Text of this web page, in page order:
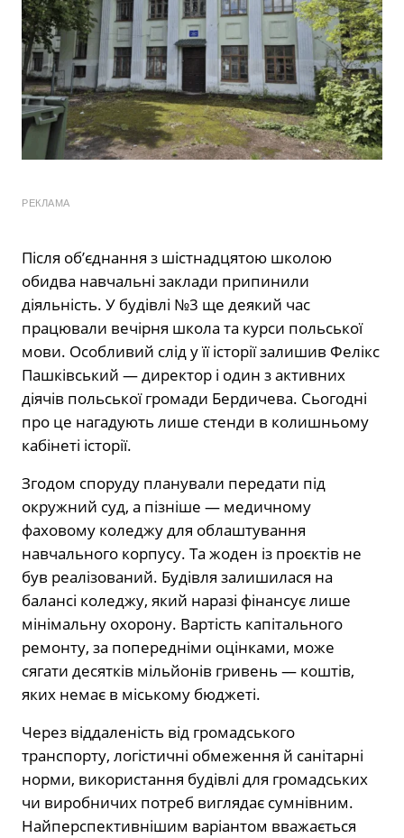
РЕКЛАМА
Після об’єднання з шістнадцятою школою
обидва навчальні заклади припинили
діяльність. У будівлі №3 ще деякий час
працювали вечірня школа та курси польської
мови. Особливий слід у її історії залишив Фелікс
Пашківський — директор і один з активних
діячів польської громади Бердичева. Сьогодні
про це нагадують лише стенди в колишньому
кабінеті історії.
Згодом споруду планували передати під
окружний суд, а пізніше — медичному
фаховому коледжу для облаштування
навчального корпусу. Та жоден із проєктів не
був реалізований. Будівля залишилася на
балансі коледжу, який наразі фінансує лише
мінімальну охорону. Вартість капітального
ремонту, за попередніми оцінками, може
сягати десятків мільйонів гривень — коштів,
яких немає в міському бюджеті.
Через віддаленість від громадського
транспорту, логістичні обмеження й санітарні
норми, використання будівлі для громадських
чи виробничих потреб виглядає сумнівним.
Найперспективнішим варіантом вважається